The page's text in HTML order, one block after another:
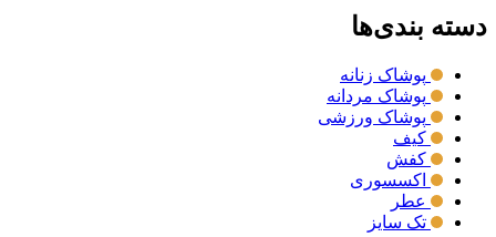
دسته بندی‌ها
پوشاک زنانه
پوشاک مردانه
پوشاک ورزشی
کیف
کفش
اکسسوری
عطر
تک سایز